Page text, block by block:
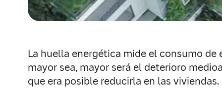
La huella energética mide el consumo
mayor sea, mayor será el deterioro
que era posible reducirla en las viviendas.